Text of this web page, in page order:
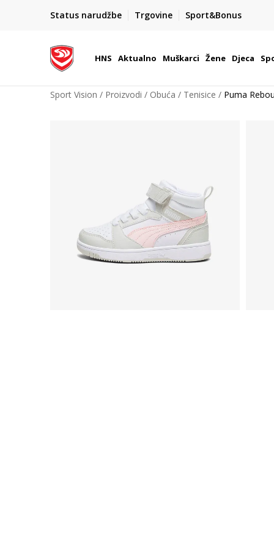
Status narudžbe Trgovine Sport&Bonus
BOX NOW
Dostava 1,50 €
| Više od 800 paketomata u
HNS Aktualno Muškarci Žene Djeca
Sport Vision Proizvodi Obuća Tenisice Puma